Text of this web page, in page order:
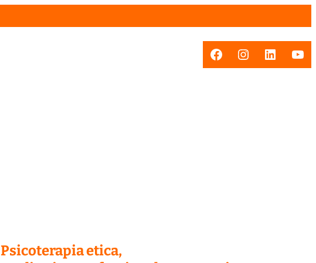
Facebook
Instagram
Psicoterapia etica,